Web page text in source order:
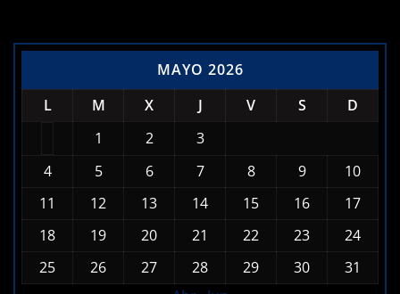
MAYO 2026
L
M X J V S
D
1
2
3
4
5 6 7 8 9
10
11
12 13 14 15 16
17
18
19 20 21 22 23
24
25
26 27 28 29 30
31